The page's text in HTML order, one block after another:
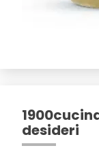
desideri